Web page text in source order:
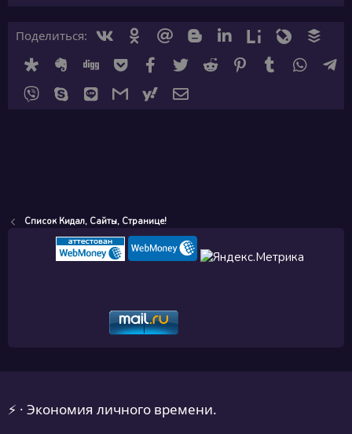
Поделиться: ВконтактеОдноклассники
Mail.ru BloggerLinkedinLiveinternet
Livejournal
DiasporaEvernote
Digg GetpocketFacebook
Twitter Reddit PinterestTumblr
Viber
Skype Line Gmailyahoomail
Список Кидал, Сайты, Странице!
⚡ · Экономия личного времени.